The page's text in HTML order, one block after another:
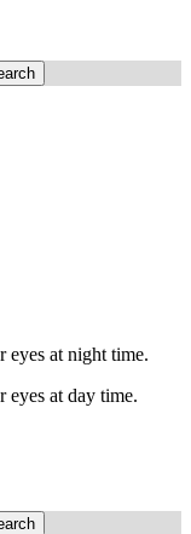
eyes at night time.
eyes at day time.